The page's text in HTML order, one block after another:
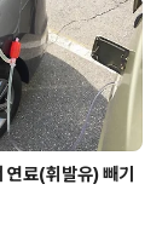
연료(휘발유) 빼기